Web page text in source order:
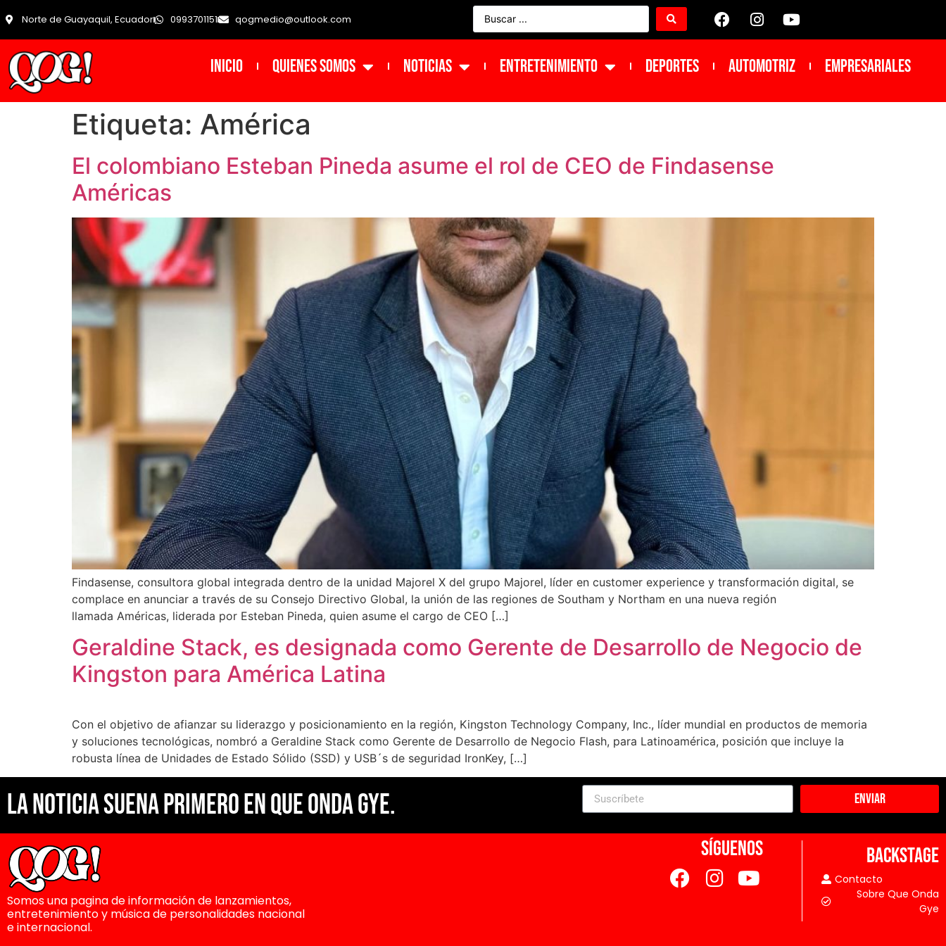
Norte de Guayaquil, Ecuador 0993701151 qogmedio@outlook.com
INICIO Quienes Somos NOTICIAS ENTRETENIMIENTO DEPORTES Automotriz Empresariales
Etiqueta: América
El colombiano Esteban Pineda asume el rol de CEO de Findasense
Américas
Findasense, consultora global integrada dentro de la unidad Majorel X del grupo Majorel, líder en customer experience y transformación digital, se
complace en anunciar a través de su Consejo Directivo Global, la unión de las regiones de Southam y Northam en una nueva región
llamada Américas, liderada por Esteban Pineda, quien asume el cargo de CEO […]
Geraldine Stack, es designada como Gerente de Desarrollo de Negocio de
Kingston para América Latina
Con el objetivo de afianzar su liderazgo y posicionamiento en la región, Kingston Technology Company, Inc., líder mundial en productos de memoria
y soluciones tecnológicas, nombró a Geraldine Stack como Gerente de Desarrollo de Negocio Flash, para Latinoamérica, posición que incluye la
robusta línea de Unidades de Estado Sólido (SSD) y USB´s de seguridad IronKey, […]
La noticia suena primero en Que Onda Gye. Enviar
Somos una pagina de información de lanzamientos,
entretenimiento y música de personalidades nacional
e internacional.
SÍGUENOS BACKSTAGE
Contacto
Sobre Que Onda
Gye